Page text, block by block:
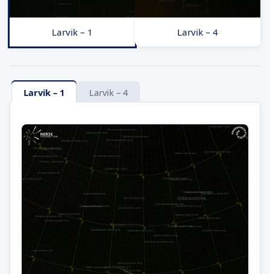
Larvik – 1 Larvik – 4
Larvik – 1 Larvik – 4